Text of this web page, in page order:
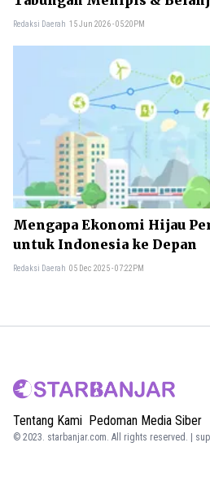
Redaksi Daerah 15 Jun 2026 - 05:20PM
Mengapa Ekonomi Hijau
untuk Indonesia ke Depan
Redaksi Daerah 05 Dec 2025 - 07:22PM
Tentang Kami Pedoman Media Siber
© 2023. starbanjar.com. All rights reserved. |